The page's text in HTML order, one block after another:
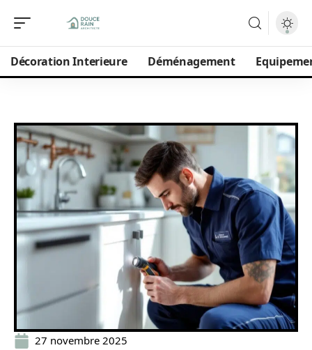
Décoration Interieure Déménagement
27 novembre 2025